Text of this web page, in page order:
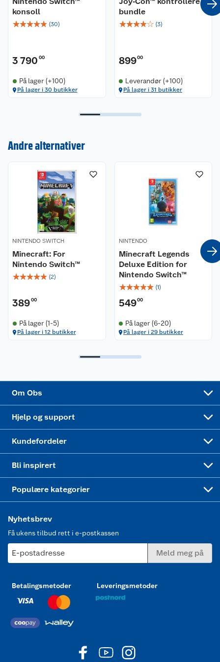
konsoll
☆☆☆☆☆ (30)
3 790 00
På lager (+100)
På lager i 30 butikker
bundle
☆☆☆☆☆ (3)
89900
Leverandør (+100)
På lager i 31 butikker
Andre alternativer
NINTENDO SWITCH
Minecraft: For
Nintendo Switch™
☆☆☆☆☆ (2)
38900
På lager (1-5)
På lager i 12 butikker
NINTENDO
Minecraft Legends
Deluxe Edition for
Nintendo Switch™
☆☆☆☆☆ (1)
54900
På lager (6-20)
På lager i 29 butikker
Om Obs
Om oss
Nyheter
Våre butikker
Våre merkevarer
Coop kjeder
Ledige stillinger
Hjelp og support
Kontakt oss
Angre- og returrett
Reklamasjon og garanti
Ofte stilte spørsmål
Betalingsalternativer
Leveringsalternativer
Kjøpsvilkår
Kundefordeler
Åpent kjøp
Klikk og hent
Bli inspirert
Festdrakter til hele familien
Populære kategorier
Hagemøbler og utemøbler
Nyhetsbrev
Få ukens tilbud rett i e-postkassen
E-postadresse Meld meg på
Betalingsmetoder Leveringsmetoder